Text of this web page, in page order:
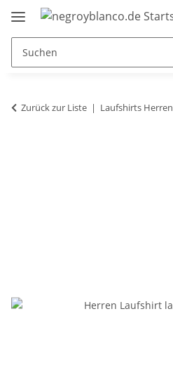
Zurück zur Liste Laufshirts Herren